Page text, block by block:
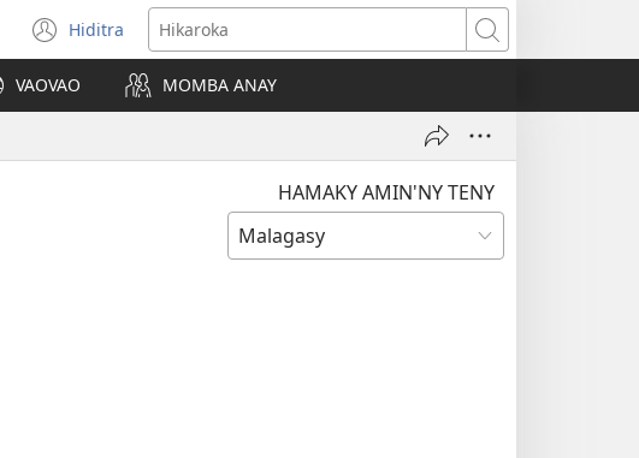
Hiditra
(manokatra
rohy)
Hikaroka
VAOVAO MOMBA ANAY
HAMAKY AMIN'NY TENY